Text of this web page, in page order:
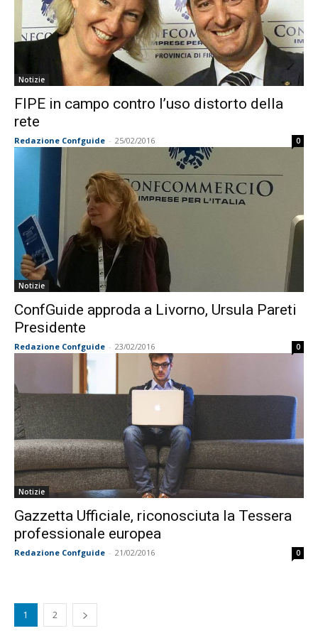
Notizie
FIPE in campo contro l’uso distorto della
rete
Redazione Confguide - 25/02/2016 0
Notizie
ConfGuide approda a Livorno, Ursula Pareti
Presidente
Redazione Confguide - 23/02/2016 0
Notizie
Gazzetta Ufficiale, riconosciuta la Tessera
professionale europea
Redazione Confguide - 21/02/2016 0
1 2